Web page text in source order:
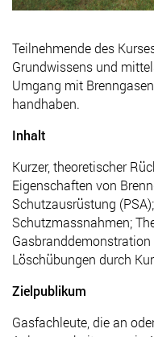
Teilnehmende des
Grundwissens und
Umgang mit
handhaben.
Inhalt
Kurzer, theoretischer
Eigenschaften von
Schutzausrüstung
Schutzmassnahmen;
Löschübungen durch
Zielpublikum
Gasfachleute, die an